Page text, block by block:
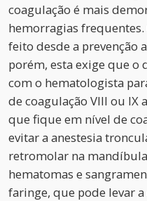
coagulação é mais
hemorragias
feito desde a prevenção
porém, esta exige que o
com o hematologista
de coagulação VIII ou IX
que fique em nível de
evitar a anestesia
retromolar na
hematomas e
faringe, que pode levar